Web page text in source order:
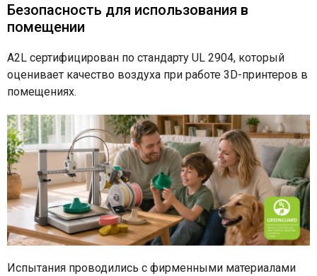
Безопасность для использования в
помещении
A2L сертифицирован по стандарту UL 2904, который
оценивает качество воздуха при работе 3D-принтеров в
помещениях.
Испытания проводились с фирменными материалами